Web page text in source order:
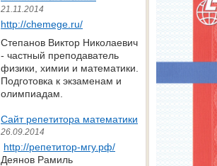
21.11.2014
http://chemege.ru/
Степанов Виктор Николаевич
- частный преподаватель
физики, химии и математики.
Подготовка к экзаменам и
олимпиадам.
Сайт репетитора математики
26.09.2014
http://репетитор-мгу.рф/
Деянов Рамиль